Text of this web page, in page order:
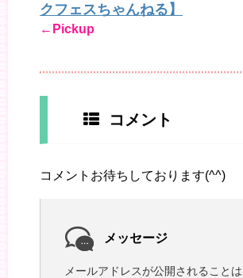
クフェスちゃんねる】
←Pickup
コメント
コメントお待ちしております(^^)
メッセージ
メールアドレスが公開されること